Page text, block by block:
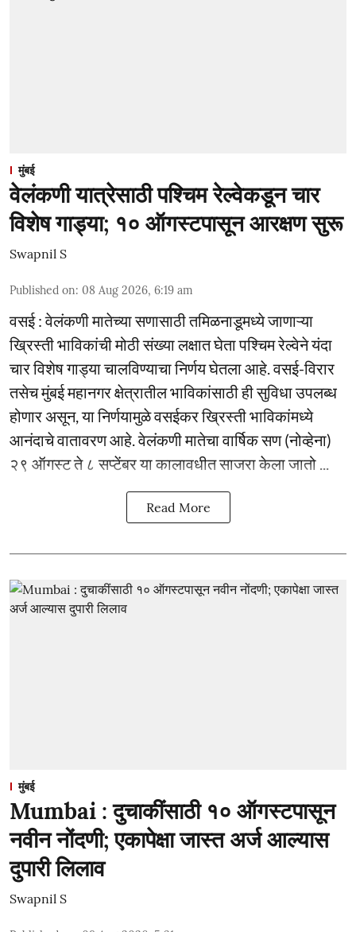
मुंबई
वेलंकणी यात्रेसाठी पश्चिम रेल्वेकडून चार
विशेष गाड्या; १० ऑगस्टपासून आरक्षण सुरू
Swapnil S
Published on: 08 Aug 2026, 6:19 am
वसई : वेलंकणी मातेच्या सणासाठी तमिळनाडूमध्ये जाणाऱ्या
ख्रिस्ती भाविकांची मोठी संख्या लक्षात घेता पश्चिम रेल्वेने यंदा
चार विशेष गाड्या चालविण्याचा निर्णय घेतला आहे. वसई-विरार
तसेच मुंबई महानगर क्षेत्रातील भाविकांसाठी ही सुविधा उपलब्ध
होणार असून, या निर्णयामुळे वसईकर ख्रिस्ती भाविकांमध्ये
आनंदाचे वातावरण आहे. वेलंकणी मातेचा वार्षिक सण (नोव्हेना)
२९ ऑगस्ट ते ८ सप्टेंबर या कालावधीत साजरा केला जातो ...
Read More
मुंबई
Mumbai : दुचाकींसाठी १० ऑगस्टपासून
नवीन नोंदणी; एकापेक्षा जास्त अर्ज आल्यास
दुपारी लिलाव
Swapnil S